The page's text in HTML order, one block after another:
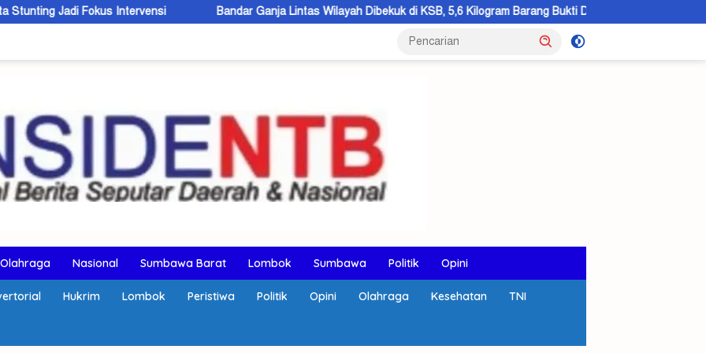
Intervensi Bandar Ganja Lintas Wilayah Dibekuk di KSB, 5,6 Kilogram Barang Bukti Disita KSB Hibah 5 Hektar Lahan,
Olahraga Nasional Sumbawa Barat Lombok Sumbawa Politik Opini
Hukrim Lombok Peristiwa Politik Opini Olahraga Kesehatan TNI